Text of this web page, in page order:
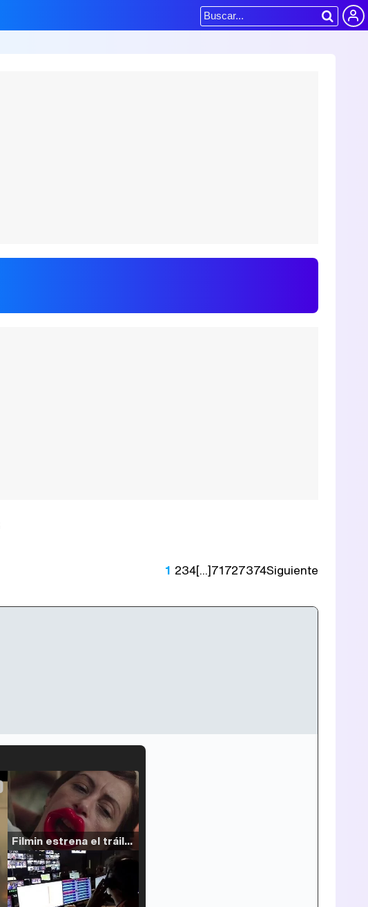
1 234[...]71727374Siguiente
Filmin estrena el tráiler de 'Millennial Mal', su nueva comedia universitaria de la mano de Lorena Iglesias